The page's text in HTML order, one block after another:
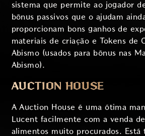
sistema que permite ao jogador
bônus passivos que o ajudam
proporcionam bons ganhos de
materiais de criação e Tokens de
Abismo (usados para bônus nas
Abismo).
AUCTION HOUSE
A Auction House é uma ótima
Lucent facilmente com a venda
alimentos muito procurados. Está